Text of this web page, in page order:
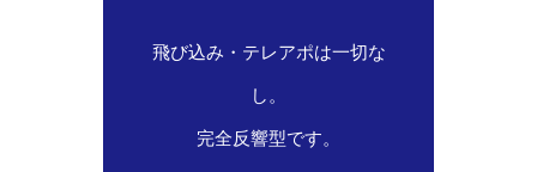
飛び込み・テレアポは一切な
し。
完全反響型です。